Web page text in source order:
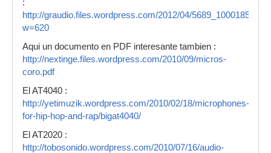
:
http://graudio.files.wordpress.com/2012/04/
w=620
Aqui un documento en PDF interesante tambien :
http://nextinge.files.wordpress.com/2010/09/micros-
coro.pdf
El AT4040 :
http://yetimuzik.wordpress.com/2010/02/18/microphones-
for-hip-hop-and-rap/bigat4040/
El AT2020 :
http://tobosonido.wordpress.com/2010/07/16/audio-